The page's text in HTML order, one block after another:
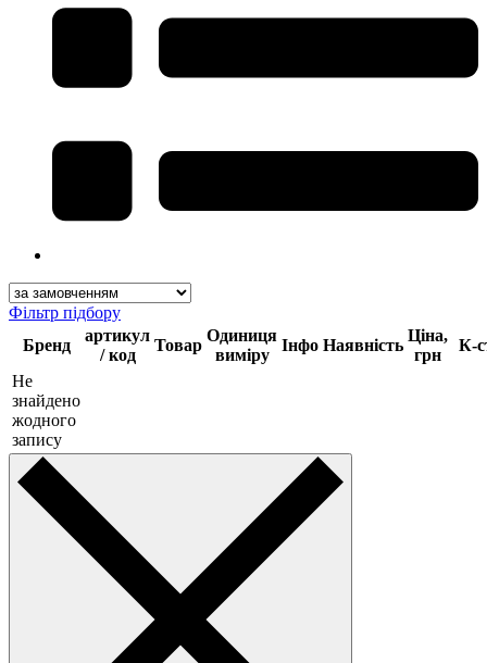
Фільтр підбору
Бренд
артикул
/ код
Товар
Одиниця
виміру
Інфо Наявність
Ціна,
грн
К-
Не
знайдено
жодного
запису